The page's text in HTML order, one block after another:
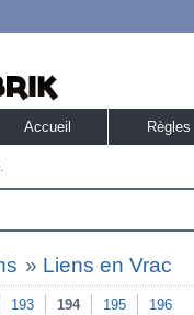
Accueil Règles
» Liens en Vrac
193 194 195 196